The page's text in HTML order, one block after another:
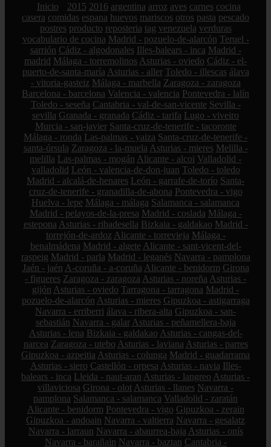
Inicio 2015 2016 argentina arroz aves carnes cocina
casera comidas espana huevos mariscos otros pasta pescado
postres producto reposteria tag venezuela verduras
vocabulario de cocina Madrid - pozuelo-de-alarcón Teruel -
sarrión Cádiz - algodonales Illes-balears - inca Madrid -
madrid Málaga - torremolinos Asturias - oviedo Cádiz - el-
puerto-de-santa-maría Asturias - aller Toledo - illescas álava
- vitoria-gasteiz Málaga - marbella Zaragoza - zaragoza
Barcelona - barcelona Valencia - valencia Pontevedra - lalín
Toledo - seseña Cantabria - val-de-san-vicente Sevilla -
sevilla Granada - granada Cádiz - tarifa Lugo - viveiro
Murcia - san-javier Santa-cruz-de-tenerife - tacoronte
Málaga - ronda Las-palmas - yaiza Santa-cruz-de-tenerife -
santa-úrsula Zaragoza - la-muela Asturias - mieres Melilla -
melilla Las-palmas - mogán Alicante - alcoi Valladolid -
valladolid León - valencia-de-don-juan Toledo - toledo
Madrid - alcalá-de-henares León - garrafe-de-torío Santa-
cruz-de-tenerife - granadilla-de-abona Pontevedra - vigo
Huelva - lepe Málaga - málaga Salamanca - salamanca
Madrid - pelayos-de-la-presa Madrid - coslada Málaga -
estepona Asturias - ribadesella Bizkaia - galdakao Madrid -
torrejón-de-ardoz Alicante - torrevieja Málaga -
benalmádena Madrid - algete Alicante - sant-vicent-del-
raspeig Madrid - parla Madrid - leganés Navarra - pamplona
Jaén - jaén A-coruña - a-coruña Alicante - benidorm Girona
- figueres Zaragoza - zaragoza Asturias - noreña Asturias -
gijón Asturias - oviedo Tarragona - tarragona Madrid -
pozuelo-de-alarcón Asturias - mieres Gipuzkoa - astigarraga
Navarra - erriberri álava - ribera-alta Gipuzkoa - san-
sebastián Navarra - galar Asturias - peñamellera-baja
Asturias - lena Bizkaia - galdakao Asturias - cangas-del-
narcea Zaragoza - utebo Asturias - laviana Asturias - parres
Gipuzkoa - azpeitia Asturias - colunga Madrid - guadarrama
Asturias - siero Castellón - orpesa Asturias - navia Illes-
balears - inca Lleida - naut-aran Asturias - langreo Asturias -
villaviciosa Girona - olot Asturias - llanes Navarra -
pamplona Salamanca - salamanca Valladolid - zaratán
Alicante - benidorm Pontevedra - vigo Gipuzkoa - zerain
Gipuzkoa - andoain Navarra - valtierra Navarra - gesalatz
Navarra - larraun Navarra - abaurrea-baja Asturias - onís
Navarra - barañain Navarra - baztan Cantabria -